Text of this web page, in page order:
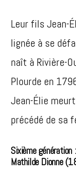
Leur fils Jean-
lignée à se
naît à Rivière-
Plourde en
Jean-Élie
précédé de sa
Sixième
Mathilde Dionne